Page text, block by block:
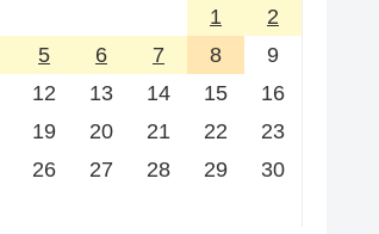
1
2
5 6 7 8
9
12 13 14 15
16
19 20 21 22
23
26 27 28 29
30